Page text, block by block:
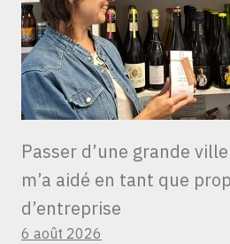
Passer d’une grande
m’a aidé en tant que
d’entreprise
6 août 2026